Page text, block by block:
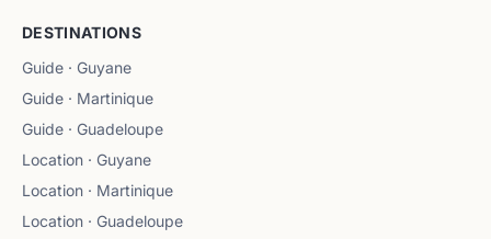
DESTINATIONS
Guide · Guyane
Guide · Martinique
Guide · Guadeloupe
Location · Guyane
Location · Martinique
Location · Guadeloupe